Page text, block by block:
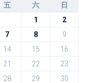
五 六
日
1
2
7 8
9
14 15
16
21 22
23
28 29
30